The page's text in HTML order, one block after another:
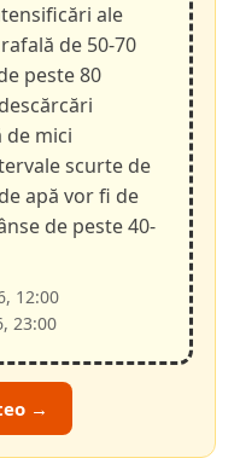
ale
de 50-70
peste 80
de mici
scurte de
apă vor fi de
de peste 40-
12:00
23:00
→